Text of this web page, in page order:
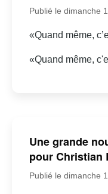
Publié le dimanche
«Quand même,
«Quand même,
Une grande
pour Christian
Publié le dimanche